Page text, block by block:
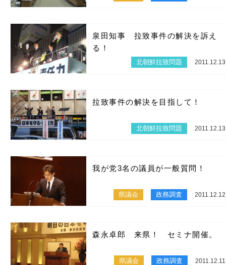
泉田知事 拉致事件の解決を訴え
る！
北朝鮮拉致問題 2011.12.13
拉致事件の解決を目指して！
北朝鮮拉致問題 2011.12.13
我が党3名の議員が一般質問！
県議会 政務調査 2011.12.12
森永卓郎 来県！ セミナ開催。
県議会 政務調査 2011.12.11